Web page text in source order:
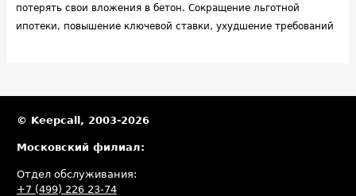
потерять свои вложения в бетон. Сокращение льготной
ипотеки, повышение ключевой ставки, ухудшение требований
нужно готовиться заранее.
© Keepcall, 2003-2026
Московский филиал:
Отдел обслуживания:
+7 (499) 226 23-74